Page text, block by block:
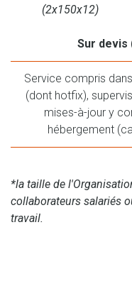
(2x150x12)
Sur
Service compris
(dont hotfix),
mises-à-jour y
hébergement
*la taille de
collaborateurs salariés
travail.